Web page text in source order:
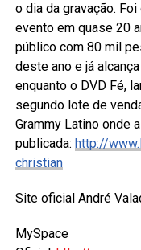
o dia da gravação.
evento em quase 20
público com 80 mil
deste ano e já
enquanto o DVD Fé,
segundo lote de
Grammy Latino onde
publicada: http://
christian
Site oficial André
MySpace